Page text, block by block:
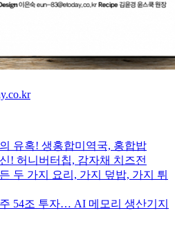
유혹! 생홍합미역국, 홍합밥
! 허니버터칩, 감자채 치즈전
두 가지 요리, 가지 덮밥, 가지 튀
54조 투자… AI 메모리 생산기지